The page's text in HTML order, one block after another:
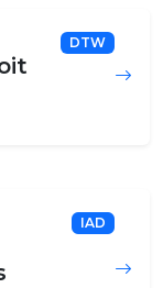
DTW
IAD